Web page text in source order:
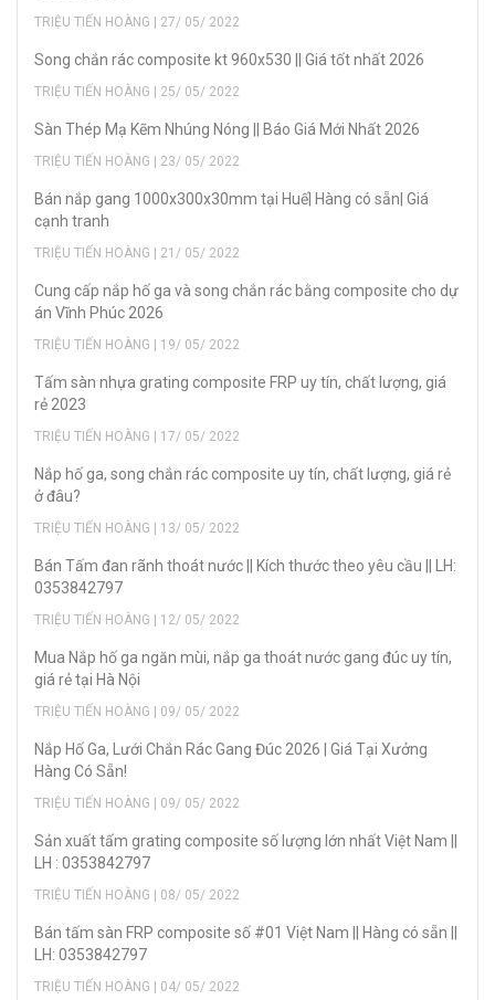
TRIỆU TIẾN HOÀNG | 27/ 05/ 2022
Song chắn rác composite kt 960x530 || Giá tốt nhất 2026
TRIỆU TIẾN HOÀNG | 25/ 05/ 2022
Sàn Thép Mạ Kẽm Nhúng Nóng || Báo Giá Mới Nhất 2026
TRIỆU TIẾN HOÀNG | 23/ 05/ 2022
Bán nắp gang 1000x300x30mm tại Huế| Hàng có sẵn| Giá
cạnh tranh
TRIỆU TIẾN HOÀNG | 21/ 05/ 2022
Cung cấp nắp hố ga và song chắn rác bằng composite cho dự
án Vĩnh Phúc 2026
TRIỆU TIẾN HOÀNG | 19/ 05/ 2022
Tấm sàn nhựa grating composite FRP uy tín, chất lượng, giá
rẻ 2023
TRIỆU TIẾN HOÀNG | 17/ 05/ 2022
Nắp hố ga, song chắn rác composite uy tín, chất lượng, giá rẻ
ở đâu?
TRIỆU TIẾN HOÀNG | 13/ 05/ 2022
Bán Tấm đan rãnh thoát nước || Kích thước theo yêu cầu || LH:
0353842797
TRIỆU TIẾN HOÀNG | 12/ 05/ 2022
Mua Nắp hố ga ngăn mùi, nắp ga thoát nước gang đúc uy tín,
giá rẻ tại Hà Nội
TRIỆU TIẾN HOÀNG | 09/ 05/ 2022
Nắp Hố Ga, Lưới Chắn Rác Gang Đúc 2026 | Giá Tại Xưởng
Hàng Có Sẵn!
TRIỆU TIẾN HOÀNG | 09/ 05/ 2022
Sản xuất tấm grating composite số lượng lớn nhất Việt Nam ||
LH : 0353842797
TRIỆU TIẾN HOÀNG | 08/ 05/ 2022
Bán tấm sàn FRP composite số #01 Việt Nam || Hàng có sẵn ||
LH: 0353842797
TRIỆU TIẾN HOÀNG | 04/ 05/ 2022